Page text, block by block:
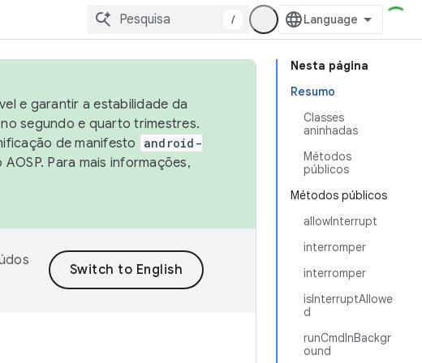
/
Nesta página
Resumo
Classes
aninhadas
Métodos
públicos
Métodos públicos
allowInterrupt
interromper
interromper
isInterruptAllowe
d
runCmdInBackgr
ound
e garantir a estabilidade da
segundo e quarto trimestres.
de manifesto
android-
Para mais informações,